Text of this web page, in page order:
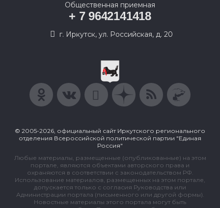
Общественная приемная
+ 7 9642141418
г. Иркутск, ул. Российская, д. 20
© 2005-2026, официальный сайт Иркутского регионального
отделения Всероссийской политической партии "Единая
Россия"
Любые материалы, размещенные (опубликованные) на этом
портале, являются объектами авторского права и
охраняются в соответствии с законодательством РФ.
Использование материалов, размещенных на этом портале,
допускается только с согласия Руководства или
Администрации портала (письменного или другой формы).
Новостные материалы этого портала могут быть